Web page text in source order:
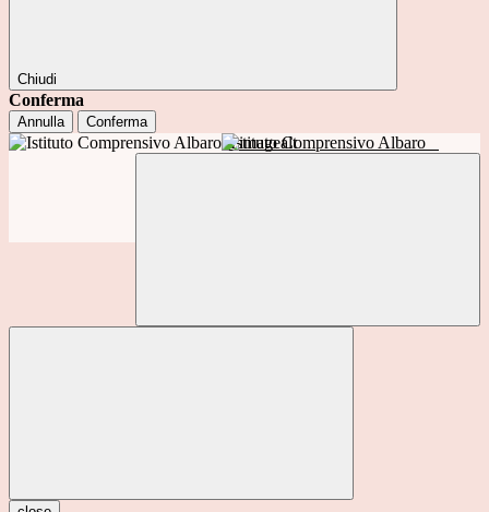
Chiudi
Conferma
Annulla Conferma
Istituto Comprensivo Albaro